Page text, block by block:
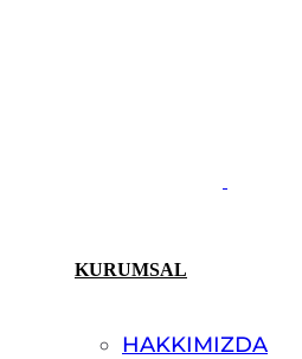
KURUMSAL
HAKKIMIZDA